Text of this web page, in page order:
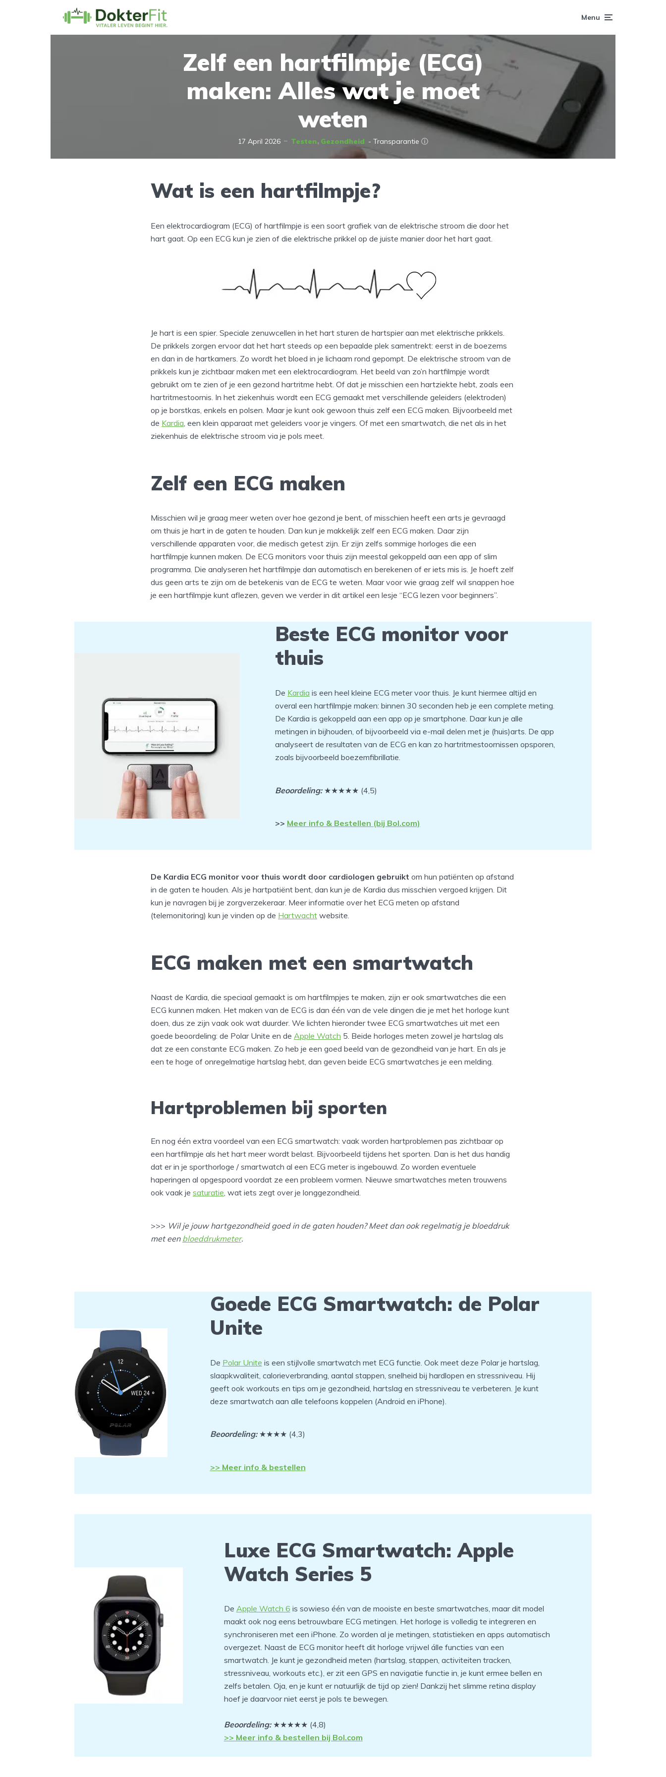
Menu
Zelf een hartfilmpje (ECG)
maken: Alles wat je moet
weten
17 April 2026 Testen Gezondheid - Transparantie ⓘ
Wat is een hartfilmpje?
Een elektrocardiogram (ECG) of hartfilmpje is een soort grafiek van de elektrische stroom die door het
hart gaat. Op een ECG kun je zien of die elektrische prikkel op de juiste manier door het hart gaat.
Je hart is een spier. Speciale zenuwcellen in het hart sturen de hartspier aan met elektrische prikkels.
De prikkels zorgen ervoor dat het hart steeds op een bepaalde plek samentrekt: eerst in de boezems
en dan in de hartkamers. Zo wordt het bloed in je lichaam rond gepompt. De elektrische stroom van de
prikkels kun je zichtbaar maken met een elektrocardiogram. Het beeld van zo’n hartfilmpje wordt
gebruikt om te zien of je een gezond hartritme hebt. Of dat je misschien een hartziekte hebt, zoals een
hartritmestoornis. In het ziekenhuis wordt een ECG gemaakt met verschillende geleiders (elektroden)
op je borstkas, enkels en polsen. Maar je kunt ook gewoon thuis zelf een ECG maken. Bijvoorbeeld met
de Kardia, een klein apparaat met geleiders voor je vingers. Of met een smartwatch, die net als in het
ziekenhuis de elektrische stroom via je pols meet.
Zelf een ECG maken
Misschien wil je graag meer weten over hoe gezond je bent, of misschien heeft een arts je gevraagd
om thuis je hart in de gaten te houden. Dan kun je makkelijk zelf een ECG maken. Daar zijn
verschillende apparaten voor, die medisch getest zijn. Er zijn zelfs sommige horloges die een
hartfilmpje kunnen maken. De ECG monitors voor thuis zijn meestal gekoppeld aan een app of slim
programma. Die analyseren het hartfilmpje dan automatisch en berekenen of er iets mis is. Je hoeft zelf
dus geen arts te zijn om de betekenis van de ECG te weten. Maar voor wie graag zelf wil snappen hoe
je een hartfilmpje kunt aflezen, geven we verder in dit artikel een lesje “ECG lezen voor beginners”.
Beste ECG monitor voor
thuis
De Kardia is een heel kleine ECG meter voor thuis. Je kunt hiermee altijd en
overal een hartfilmpje maken: binnen 30 seconden heb je een complete meting.
De Kardia is gekoppeld aan een app op je smartphone. Daar kun je alle
metingen in bijhouden, of bijvoorbeeld via e-mail delen met je (huis)arts. De app
analyseert de resultaten van de ECG en kan zo hartritmestoornissen opsporen,
zoals bijvoorbeeld boezemfibrillatie.
Beoordeling:★★★★★ (4,5)
>> Meer info & Bestellen (bij Bol.com)
De Kardia ECG monitor voor thuis wordt door cardiologen gebruikt om hun patiënten op afstand
in de gaten te houden. Als je hartpatiënt bent, dan kun je de Kardia dus misschien vergoed krijgen. Dit
kun je navragen bij je zorgverzekeraar. Meer informatie over het ECG meten op afstand
(telemonitoring) kun je vinden op de Hartwacht website.
ECG maken met een smartwatch
Naast de Kardia, die speciaal gemaakt is om hartfilmpjes te maken, zijn er ook smartwatches die een
ECG kunnen maken. Het maken van de ECG is dan één van de vele dingen die je met het horloge kunt
doen, dus ze zijn vaak ook wat duurder. We lichten hieronder twee ECG smartwatches uit met een
goede beoordeling: de Polar Unite en de Apple Watch 5. Beide horloges meten zowel je hartslag als
dat ze een constante ECG maken. Zo heb je een goed beeld van de gezondheid van je hart. En als je
een te hoge of onregelmatige hartslag hebt, dan geven beide ECG smartwatches je een melding.
Hartproblemen bij sporten
En nog één extra voordeel van een ECG smartwatch: vaak worden hartproblemen pas zichtbaar op
een hartfilmpje als het hart meer wordt belast. Bijvoorbeeld tijdens het sporten. Dan is het dus handig
dat er in je sporthorloge / smartwatch al een ECG meter is ingebouwd. Zo worden eventuele
haperingen al opgespoord voordat ze een probleem vormen. Nieuwe smartwatches meten trouwens
ook vaak je saturatie, wat iets zegt over je longgezondheid.
>>> Wil je jouw hartgezondheid goed in de gaten houden? Meet dan ook regelmatig je bloeddruk
met een bloeddrukmeter.
Goede ECG Smartwatch: de Polar
Unite
De Polar Unite is een stijlvolle smartwatch met ECG functie. Ook meet deze Polar je hartslag,
slaapkwaliteit, calorieverbranding, aantal stappen, snelheid bij hardlopen en stressniveau. Hij
geeft ook workouts en tips om je gezondheid, hartslag en stressniveau te verbeteren. Je kunt
deze smartwatch aan alle telefoons koppelen (Android en iPhone).
Beoordeling:★★★★ (4,3)
>> Meer info & bestellen
Luxe ECG Smartwatch: Apple
Watch Series 5
De Apple Watch 6 is sowieso één van de mooiste en beste smartwatches, maar dit model
maakt ook nog eens betrouwbare ECG metingen. Het horloge is volledig te integreren en
synchroniseren met een iPhone. Zo worden al je metingen, statistieken en apps automatisch
overgezet. Naast de ECG monitor heeft dit horloge vrijwel álle functies van een
smartwatch. Je kunt je gezondheid meten (hartslag, stappen, activiteiten tracken,
stressniveau, workouts etc.), er zit een GPS en navigatie functie in, je kunt ermee bellen en
zelfs betalen. Oja, en je kunt er natuurlijk de tijd op zien! Dankzij het slimme retina display
hoef je daarvoor niet eerst je pols te bewegen.
Beoordeling:★★★★★ (4,8)
>> Meer info & bestellen bij Bol.com